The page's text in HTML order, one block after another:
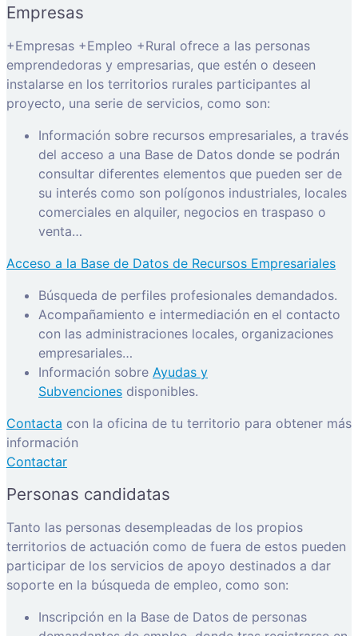
Empresas
+Empresas +Empleo +Rural ofrece a las personas
emprendedoras y empresarias, que estén o deseen
instalarse en los territorios rurales participantes al
proyecto, una serie de servicios, como son:
Información sobre recursos empresariales, a través
del acceso a una Base de Datos donde se podrán
consultar diferentes elementos que pueden ser de
su interés como son polígonos industriales, locales
comerciales en alquiler, negocios en traspaso o
venta…
Acceso a la Base de Datos de Recursos Empresariales
Búsqueda de perfiles profesionales demandados.
Acompañamiento e intermediación en el contacto
con las administraciones locales, organizaciones
empresariales…
Información sobre Ayudas y
Subvenciones disponibles.
Contacta con la oficina de tu territorio para obtener más
información
Contactar
Personas candidatas
Tanto las personas desempleadas de los propios
territorios de actuación como de fuera de estos pueden
participar de los servicios de apoyo destinados a dar
soporte en la búsqueda de empleo, como son:
Inscripción en la Base de Datos de personas